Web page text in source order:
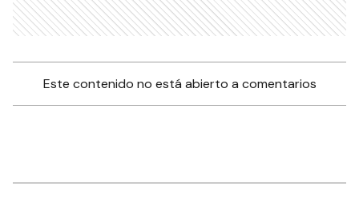
Este contenido no está abierto a comentarios